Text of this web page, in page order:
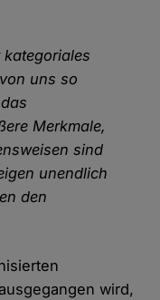
uns so
Merkmale,
sind
unendlich
den
wird,